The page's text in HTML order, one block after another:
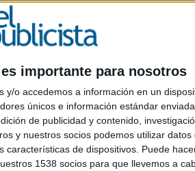
importante para nosotros
y/o accedemos a información en un
únicos e información estándar
de publicidad y contenido,
y nuestros socios podemos utilizar datos
de dispositivos. Puede
1538 socios para que llevemos a